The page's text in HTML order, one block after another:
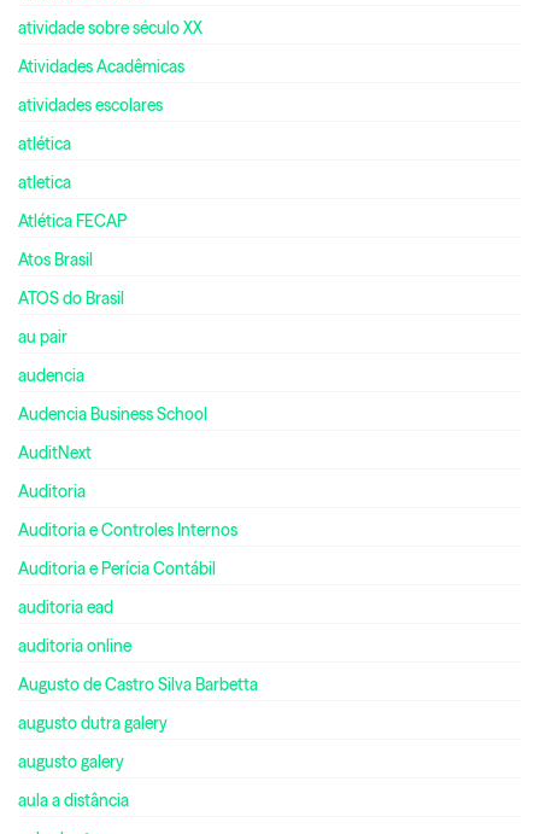
atividade sobre século XX
Atividades Acadêmicas
atividades escolares
atlética
atletica
Atlética FECAP
Atos Brasil
ATOS do Brasil
au pair
audencia
Audencia Business School
AuditNext
Auditoria
Auditoria e Controles Internos
Auditoria e Perícia Contábil
auditoria ead
auditoria online
Augusto de Castro Silva Barbetta
augusto dutra galery
augusto galery
aula a distância